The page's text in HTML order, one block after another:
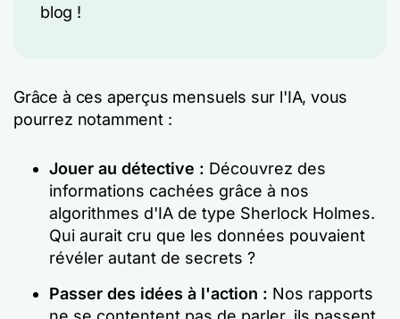
blog !
Grâce à ces aperçus mensuels sur l'IA, vous
pourrez notamment :
Jouer au détective : Découvrez des
informations cachées grâce à nos
algorithmes d'IA de type Sherlock Holmes.
Qui aurait cru que les données pouvaient
révéler autant de secrets ?
Passer des idées à l'action : Nos rapports